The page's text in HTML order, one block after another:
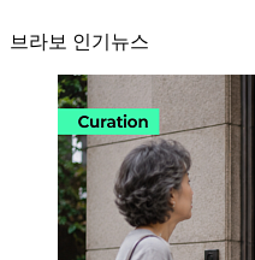
브라보 인기뉴스